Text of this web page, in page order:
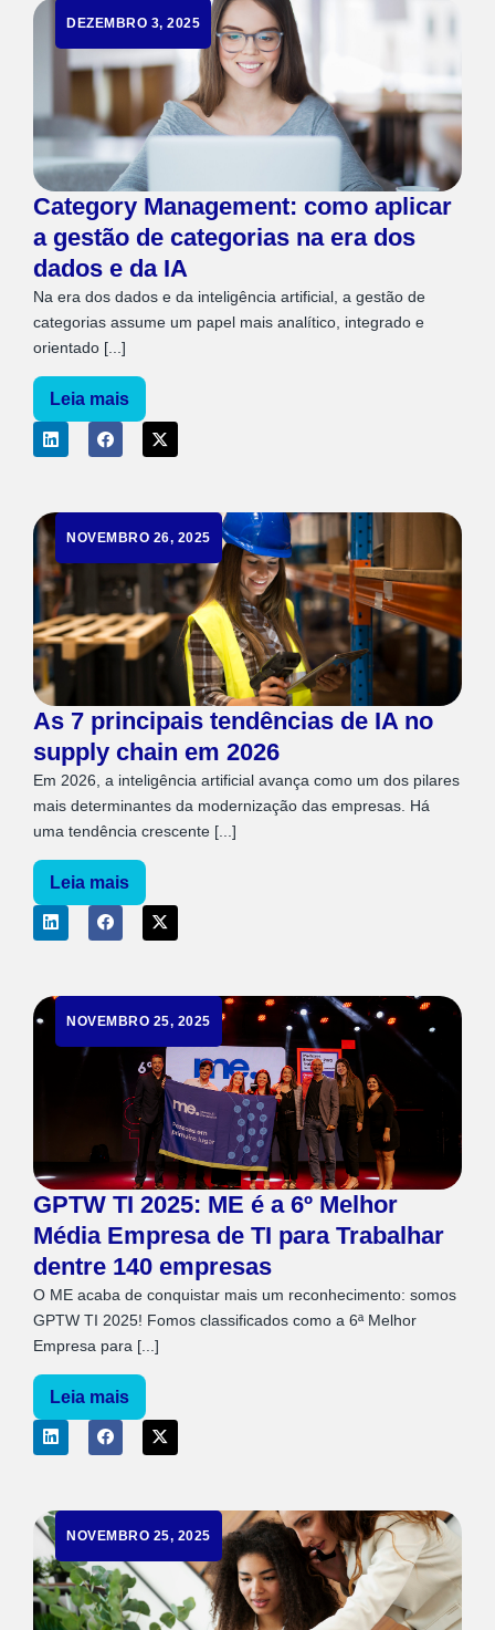
DEZEMBRO 3, 2025
Category Management: como aplicar
a gestão de categorias na era dos
dados e da IA
Na era dos dados e da inteligência artificial, a gestão de
categorias assume um papel mais analítico, integrado e
orientado [...]
Leia mais
NOVEMBRO 26, 2025
As 7 principais tendências de IA no
supply chain em 2026
Em 2026, a inteligência artificial avança como um dos pilares
mais determinantes da modernização das empresas. Há
uma tendência crescente [...]
Leia mais
NOVEMBRO 25, 2025
GPTW TI 2025: ME é a 6º Melhor
Média Empresa de TI para Trabalhar
dentre 140 empresas
O ME acaba de conquistar mais um reconhecimento: somos
GPTW TI 2025! Fomos classificados como a 6ª Melhor
Empresa para [...]
Leia mais
NOVEMBRO 25, 2025